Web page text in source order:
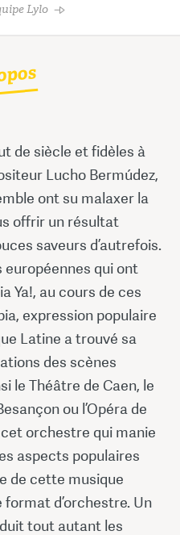
Lylo
de siècle et fidèles à
Lucho Bermúdez,
ont su malaxer la
offrir un résultat
saveurs d’autrefois.
qui ont
Ya!, au cours de ces
expression populaire
Latine a trouvé sa
des scènes
le Théâtre de Caen, le
ou l’Opéra de
orchestre qui manie
aspects populaires
de cette musique
d’orchestre. Un
tout autant les